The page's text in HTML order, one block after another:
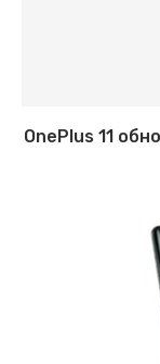
OnePlus 11